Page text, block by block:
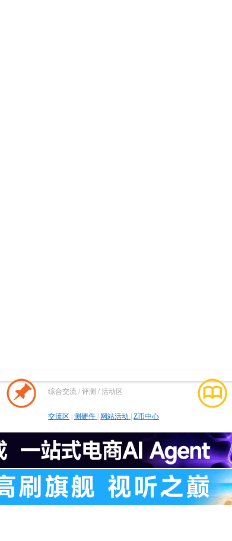
综合交流 / 评测 / 活动区
交流区 | 测硬件 | 网站活动 | Z币中心